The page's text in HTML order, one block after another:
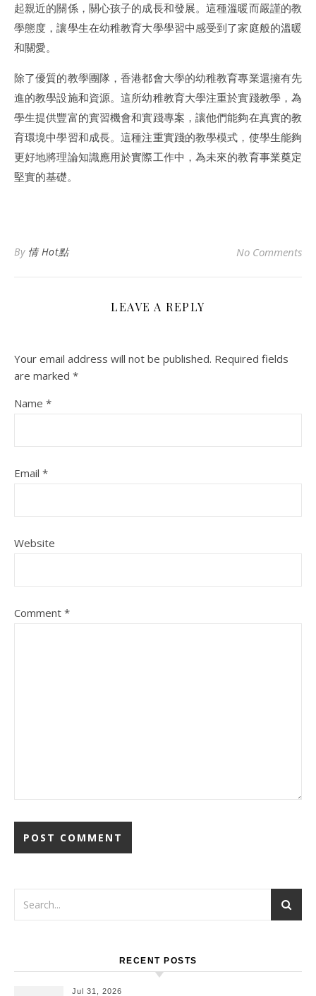
起親近的關係，關心孩子的成長和發展。這種溫暖而嚴謹的教
學態度，讓學生在幼稚教育大學學習中感受到了家庭般的溫暖
和關愛。
除了優質的教學團隊，香港都會大學的幼稚教育專業還擁有先
進的教學設施和資源。這所幼稚教育大學注重於實踐教學，為
學生提供豐富的實習機會和實踐專案，讓他們能夠在真實的教
育環境中學習和成長。這種注重實踐的教學模式，使學生能夠
更好地將理論知識應用於實際工作中，為未來的教育事業奠定
堅實的基礎。
By 情 Hot點 No Comments
LEAVE A REPLY
Your email address will not be published. Required fields
are marked *
Name *
Email *
Website
Comment *
RECENT POSTS
Jul 31, 2026